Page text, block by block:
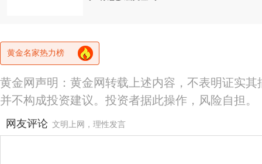
黄金名家热力榜
黄金网声明：黄金网转载上述内容，不表明证实
并不构成投资建议。投资者据此操作，风险自担。
网友评论 文明上网，理性发言